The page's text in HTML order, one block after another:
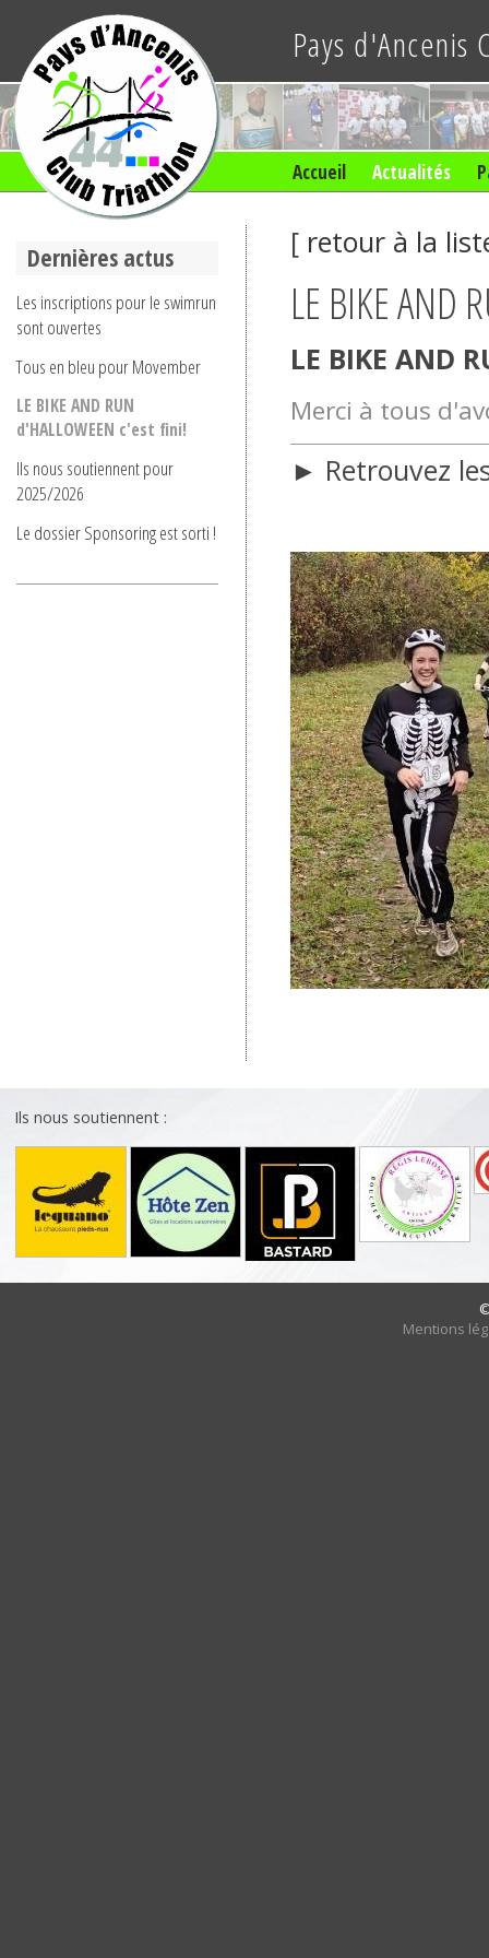
Pays
Accueil Actualités
Dernières actus
Les inscriptions pour le swimrun
sont ouvertes
Tous en bleu pour Movember
LE BIKE AND RUN
d'HALLOWEEN c'est fini!
Ils nous soutiennent pour
2025/2026
Le dossier Sponsoring est sorti !
[ retour à la
LE BIKE AND
LE BIKE AND
Merci à tous
► Retrouvez
Ils nous soutiennent :
Mentions